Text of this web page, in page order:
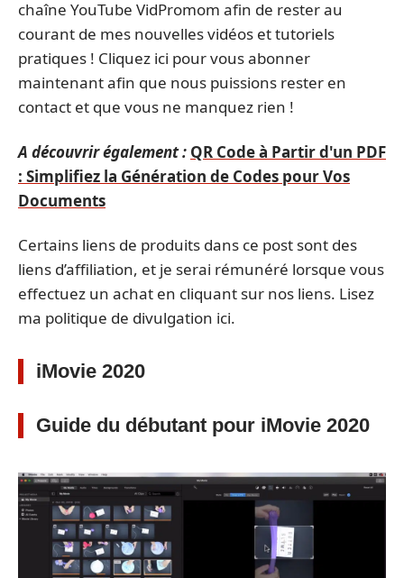
chaîne YouTube VidPromom afin de rester au
courant de mes nouvelles vidéos et tutoriels
pratiques ! Cliquez ici pour vous abonner
maintenant afin que nous puissions rester en
contact et que vous ne manquez rien !
A découvrir également : QR Code à Partir d'un PDF
: Simplifiez la Génération de Codes pour Vos
Documents
Certains liens de produits dans ce post sont des
liens d’affiliation, et je serai rémunéré lorsque vous
effectuez un achat en cliquant sur nos liens. Lisez
ma politique de divulgation ici.
iMovie 2020
Guide du débutant pour iMovie 2020